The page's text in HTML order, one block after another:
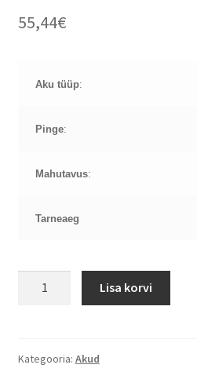
55,44€
Aku tüüp:
Pinge:
Mahutavus:
Tarneaeg
4,4Ah
Lisa korvi
Kategooria: Akud